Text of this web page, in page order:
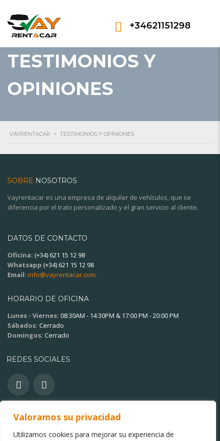
Valoramos su privacidad
Utilizamos cookies para mejorar su experiencia de
+34621151298
TESTIMONIOS Y
OPINIONES
VAYRENTACAR > TESTIMONIOS Y OPINIONES
SOBRE NOSOTROS
Vayrentacar es una empresa de alquiler de vehículos, que se
diferencia por el trato personalizado y el gran servicio al cliente.
DATOS DE CONTACTO
Oficina: (+34) 621 15 12 98
Whatsapp (+34) 621 15 12 98
Email: info@vayrentacar.com
HORARIO DE OFICINA
Lunes - Viernes: 08:30AM - 14:30PM & 17:00 PM - 20:00 PM
Sábados: Cerrado
Domingos: Cerrado
REDES SOCIALES
OTROS ENLACES
Política de privacidad